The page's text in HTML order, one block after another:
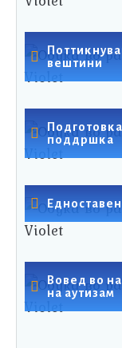
вештини
поддршка
Вовед во
на аутизам